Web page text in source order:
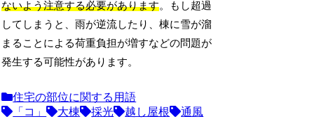
ないよう注意する必要があります。もし超過
してしまうと、雨が逆流したり、棟に雪が溜
まることによる荷重負担が増すなどの問題が
発生する可能性があります。
住宅の部位に関する用語
「コ」
大棟 採光 越し屋根
通風